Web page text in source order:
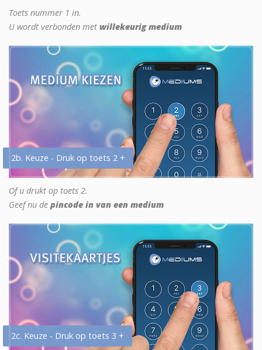
Toets nummer 1 in.
U wordt verbonden met willekeurig medium
2b. Keuze - Druk op toets 2 +
Of u drukt op toets 2.
Geef nu de pincode in van een medium
2c. Keuze - Druk op toets 3 +